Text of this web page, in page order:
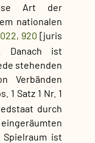
Art der
nationalen
920 [juris
Danach ist
stehenden
Verbänden
1 Satz 1 Nr. 1
durch
Spielraum ist